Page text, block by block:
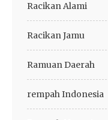
Racikan Alami
Racikan Jamu
Ramuan Daerah
rempah Indonesia